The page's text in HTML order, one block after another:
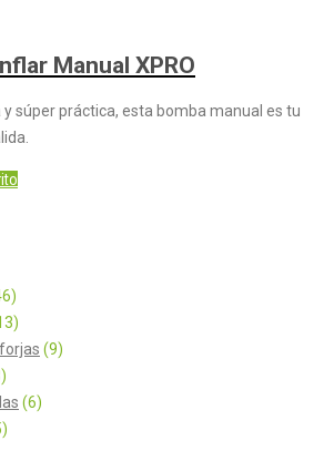
Manual XPRO
y súper práctica, esta bomba manual es tu
(9)
(6)